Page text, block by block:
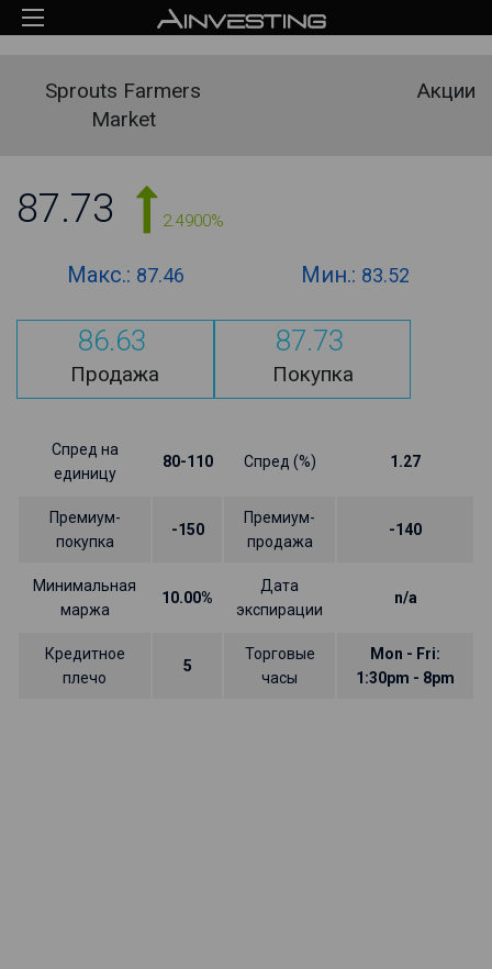
Sprouts Farmers
Market
Акции
87.73 2.4900%
Макс.: 87.46 Мин.: 83.52
86.63
Продажа
87.73
Покупка
Спред на
единицу
80-110 Спред (%) 1.27
Премиум-
покупка
-150
Премиум-
продажа
-140
Минимальная
маржа
10.00%
Дата
экспирации
n/a
Кредитное
плечо
5
Торговые
часы
Mon - Fri:
1:30pm - 8pm